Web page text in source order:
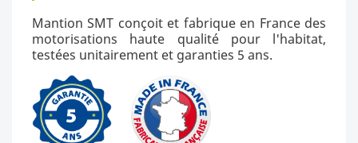
Mantion SMT conçoit et fabrique en France des
motorisations haute qualité pour l'habitat,
testées unitairement et garanties 5 ans.